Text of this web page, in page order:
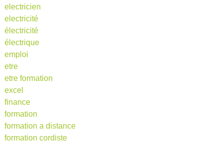
electricien
electricité
électricité
électrique
emploi
etre
etre formation
excel
finance
formation
formation a distance
formation cordiste